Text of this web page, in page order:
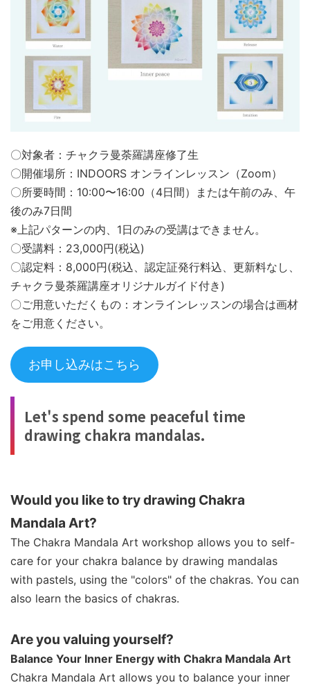
〇対象者：チャクラ曼荼羅講座修了生
〇開催場所：INDOORS オンラインレッスン（Zoom）
〇所要時間：10:00〜16:00（4日間）または午前のみ、午
後のみ7日間
※上記パターンの内、1日のみの受講はできません。
〇受講料：23,000円(税込)
〇認定料：8,000円(税込、認定証発行料込、更新料なし、
チャクラ曼荼羅講座オリジナルガイド付き)
〇ご用意いただくもの：オンラインレッスンの場合は画材
をご用意ください。
お申し込みはこちら
Let's spend some peaceful time
drawing chakra mandalas.
Would you like to try drawing Chakra
Mandala Art?
The Chakra Mandala Art workshop allows you to self-
care for your chakra balance by drawing mandalas
with pastels, using the "colors" of the chakras. You can
also learn the basics of chakras.
Are you valuing yourself?
Balance Your Inner Energy with Chakra Mandala Art
Chakra Mandala Art allows you to balance your inner